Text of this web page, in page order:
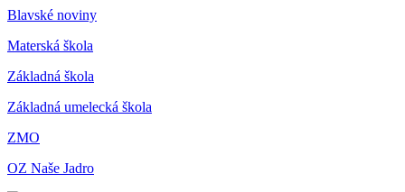
Blavské noviny
Materská škola
Základná škola
Základná umelecká škola
ZMO
OZ Naše Jadro